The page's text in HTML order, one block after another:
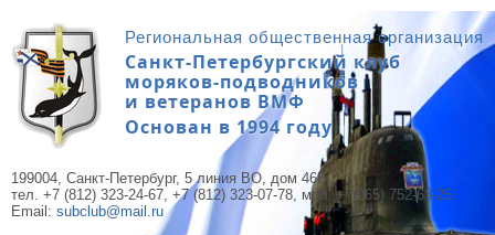
Региональная общественная организация
Санкт-Петербургский клуб
моряков-подводников
и ветеранов ВМФ
Основан в 1994 году
199004, Санкт-Петербург, 5 линия ВО, дом 46Б,
тел. +7 (812) 323-24-67, +7 (812) 323-07-78, моб. +7(965) 752-63-25.
Email: subclub@mail.ru